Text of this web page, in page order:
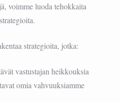
voimme luoda tehokkaita
strategioita, jotka:
vastustajan heikkouksia
omia vahvuuksiamme